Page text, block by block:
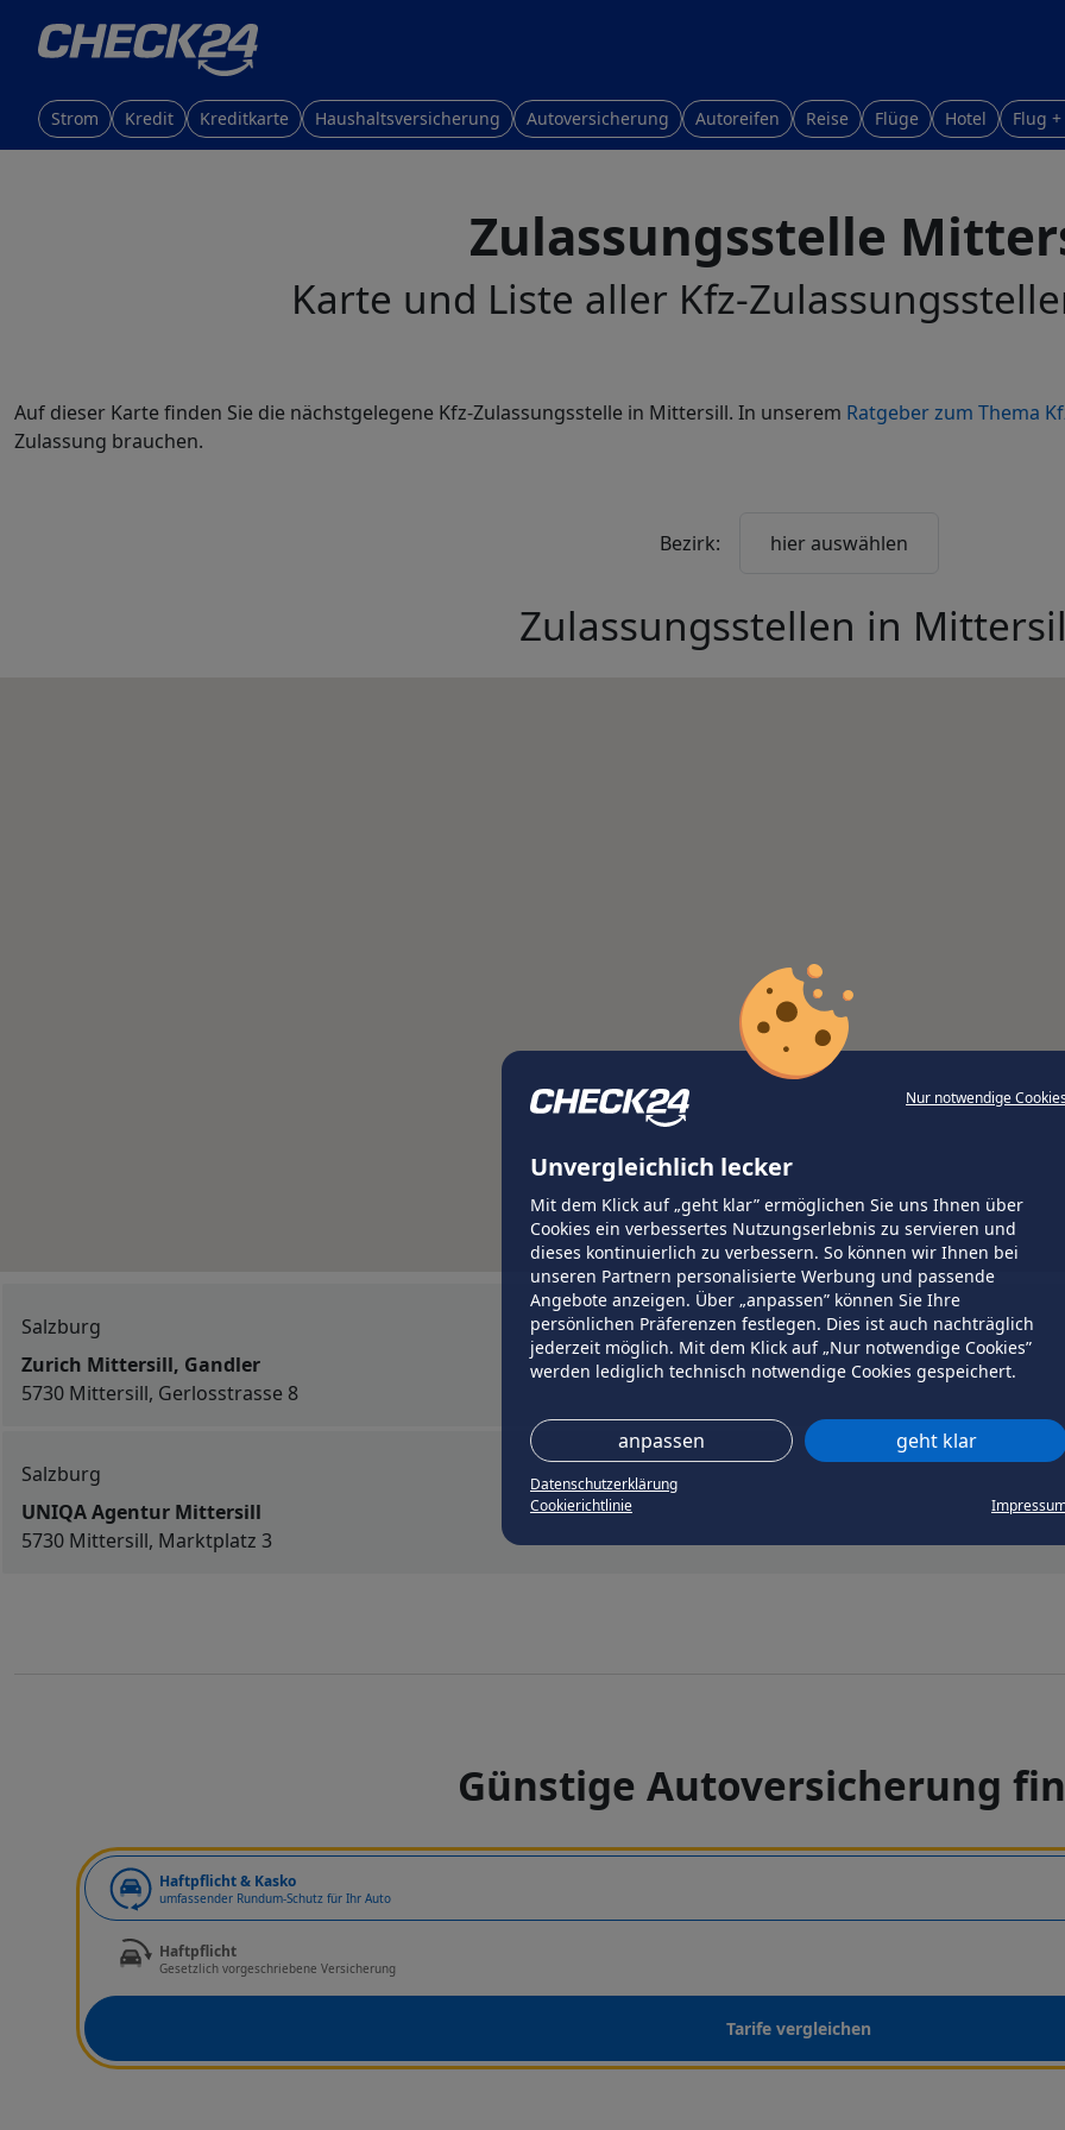
Nur notwendige
Unvergleichlich lecker
Mit dem Klick auf „geht klar” ermöglichen Sie uns Ihnen über
Cookies ein verbessertes Nutzungserlebnis zu servieren und
dieses kontinuierlich zu verbessern. So können wir Ihnen bei
unseren Partnern personalisierte Werbung und passende
Angebote anzeigen. Über „anpassen” können Sie Ihre
persönlichen Präferenzen festlegen. Dies ist auch nachträglich
jederzeit möglich. Mit dem Klick auf „Nur notwendige Cookies”
werden lediglich technisch notwendige Cookies gespeichert.
anpassen geht klar
Datenschutzerklärung
Cookierichtlinie
Strom Kredit Kreditkarte Haushaltsversicherung Autoversicherung Autoreifen Reise Flüge Hotel Flug
Zulassungsstelle
Karte und Liste aller Kfz-
Auf dieser Karte finden Sie die nächstgelegene Kfz-Zulassungsstelle in Mittersill. In unserem Ratgeber zum Thema
Zulassung brauchen.
Bezirk: hier auswählen
Zulassungsstellen in
Salzburg
Zurich Mittersill, Gandler
5730 Mittersill, Gerlosstrasse 8
Salzburg
UNIQA Agentur Mittersill
5730 Mittersill, Marktplatz 3
Günstige Autoversicherung
Haftpflicht & Kasko
umfassender Rundum-Schutz für Ihr Auto
Haftpflicht
Gesetzlich vorgeschriebene Versicherung
Tarife vergleichen